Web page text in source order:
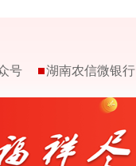
号 湖南农信微银行